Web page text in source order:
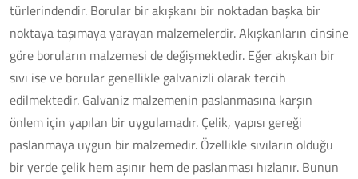
türlerindendir. Borular bir akışkanı bir noktadan başka bir
noktaya taşımaya yarayan malzemelerdir. Akışkanların cinsine
göre boruların malzemesi de değişmektedir. Eğer akışkan bir
sıvı ise ve borular genellikle galvanizli olarak tercih
edilmektedir. Galvaniz malzemenin paslanmasına karşın
önlem için yapılan bir uygulamadır. Çelik, yapısı gereği
paslanmaya uygun bir malzemedir. Özellikle sıvıların olduğu
bir yerde çelik hem aşınır hem de paslanması hızlanır. Bunun